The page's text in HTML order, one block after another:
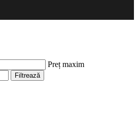
Preț maxim
Filtrează